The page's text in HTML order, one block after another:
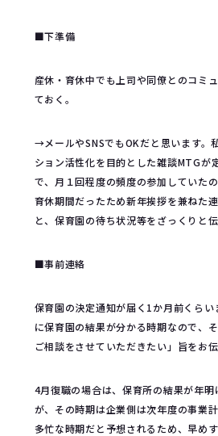
■下準備
産休・育休中でも上司や同僚とのコミ
ておく。
→メールやSNSでもOKだと思います。
ション活性化を目的とした雑談MTGが
で、月１回程度の頻度の参加していた
育休期間だったため新年挨拶を兼ねた
と、保育園の待ち状況等をざっくりと伝
■事前連絡
保育園の決定通知が届く1か月前くら
に保育園の結果が分かる時期なので、
ご相談をさせていただきたい」旨をお伝
4月復職の場合は、保育所の結果が年
が、その時期は企業側は次年度の事業
多忙な時期だと予想されるため、早め